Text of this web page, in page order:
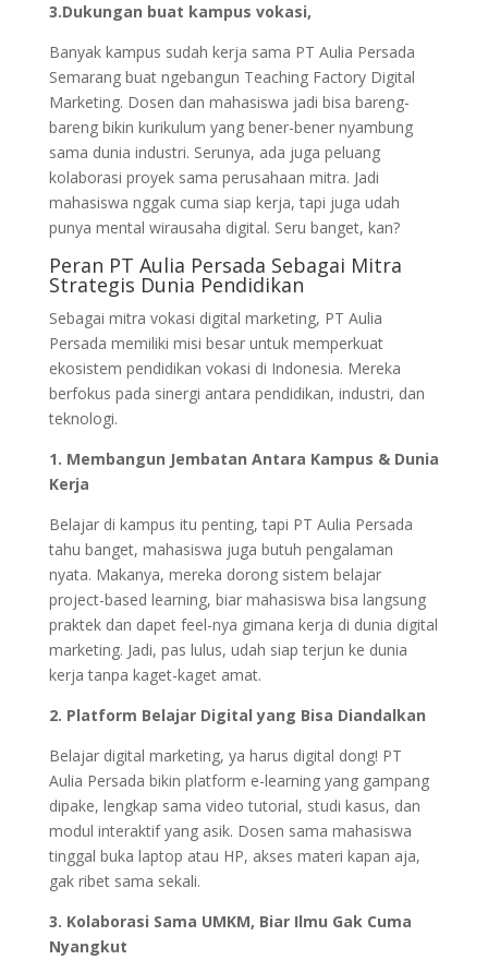
3.Dukungan buat kampus vokasi,
Banyak kampus sudah kerja sama PT Aulia Persada
Semarang buat ngebangun Teaching Factory Digital
Marketing. Dosen dan mahasiswa jadi bisa bareng-
bareng bikin kurikulum yang bener-bener nyambung
sama dunia industri. Serunya, ada juga peluang
kolaborasi proyek sama perusahaan mitra. Jadi
mahasiswa nggak cuma siap kerja, tapi juga udah
punya mental wirausaha digital. Seru banget, kan?
Peran PT Aulia Persada Sebagai Mitra
Strategis Dunia Pendidikan
Sebagai mitra vokasi digital marketing, PT Aulia
Persada memiliki misi besar untuk memperkuat
ekosistem pendidikan vokasi di Indonesia. Mereka
berfokus pada sinergi antara pendidikan, industri, dan
teknologi.
1. Membangun Jembatan Antara Kampus & Dunia
Kerja
Belajar di kampus itu penting, tapi PT Aulia Persada
tahu banget, mahasiswa juga butuh pengalaman
nyata. Makanya, mereka dorong sistem belajar
project-based learning, biar mahasiswa bisa langsung
praktek dan dapet feel-nya gimana kerja di dunia digital
marketing. Jadi, pas lulus, udah siap terjun ke dunia
kerja tanpa kaget-kaget amat.
2. Platform Belajar Digital yang Bisa Diandalkan
Belajar digital marketing, ya harus digital dong! PT
Aulia Persada bikin platform e-learning yang gampang
dipake, lengkap sama video tutorial, studi kasus, dan
modul interaktif yang asik. Dosen sama mahasiswa
tinggal buka laptop atau HP, akses materi kapan aja,
gak ribet sama sekali.
3. Kolaborasi Sama UMKM, Biar Ilmu Gak Cuma
Nyangkut